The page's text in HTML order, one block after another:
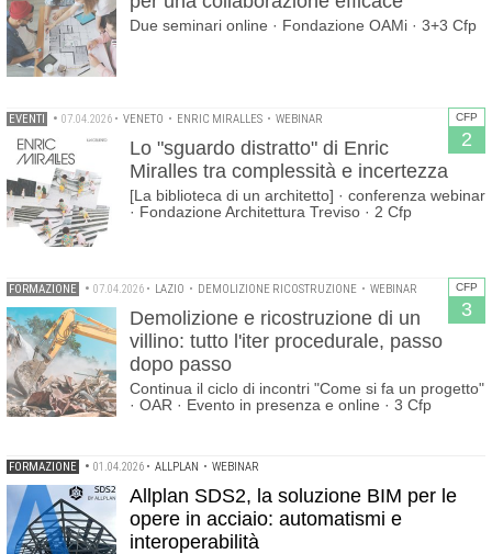
Due seminari online · Fondazione OAMi · 3+3 Cfp
CFP
2
EVENTI • 07.04.2026 • VENETO • ENRIC MIRALLES • WEBINAR
Lo "sguardo distratto" di Enric
Miralles tra complessità e incertezza
[La biblioteca di un architetto] · conferenza webinar
· Fondazione Architettura Treviso · 2 Cfp
CFP
3
FORMAZIONE • 07.04.2026 • LAZIO • DEMOLIZIONE RICOSTRUZIONE • WEBINAR
Demolizione e ricostruzione di un
villino: tutto l'iter procedurale, passo
dopo passo
Continua il ciclo di incontri "Come si fa un progetto"
· OAR · Evento in presenza e online · 3 Cfp
FORMAZIONE • 01.04.2026 • ALLPLAN • WEBINAR
Allplan SDS2, la soluzione BIM per le
opere in acciaio: automatismi e
interoperabilità